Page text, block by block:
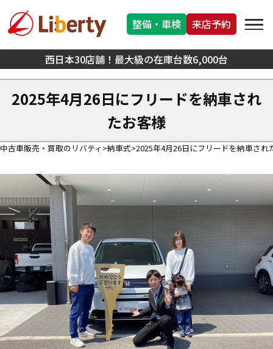
西日本30店舗！最大級の在庫台数6,000台
整備・車検 来店予約
2025年4月26日にフリードを納車され
たお客様
中古車販売・買取のリバティ 納車式 2025年4月26日にフリードを納車され